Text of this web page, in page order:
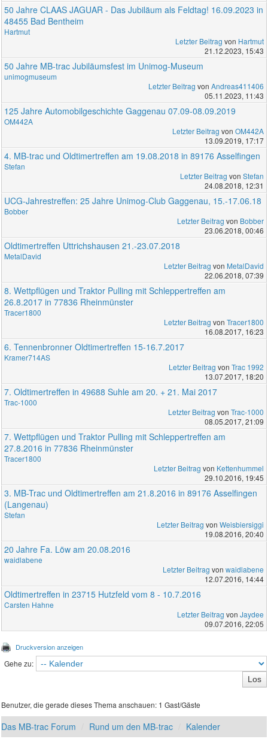
50 Jahre CLAAS JAGUAR - Das Jubiläum als Feldtag! 16.09.2023 in
48455 Bad Bentheim
Hartmut
Letzter Beitrag von Hartmut
21.12.2023, 15:43
50 Jahre MB-trac Jubiläumsfest im Unimog-Museum
unimogmuseum
Letzter Beitrag von Andreas411406
05.11.2023, 11:43
125 Jahre Automobilgeschichte Gaggenau 07.09-08.09.2019
OM442A
Letzter Beitrag von OM442A
13.09.2019, 17:17
4. MB-trac und Oldtimertreffen am 19.08.2018 in 89176 Asselfingen
Stefan
Letzter Beitrag von Stefan
24.08.2018, 12:31
UCG-Jahrestreffen: 25 Jahre Unimog-Club Gaggenau, 15.-17.06.18
Bobber
Letzter Beitrag von Bobber
23.06.2018, 00:46
Oldtimertreffen Uttrichshausen 21.-23.07.2018
MetalDavid
Letzter Beitrag von MetalDavid
22.06.2018, 07:39
8. Wettpflügen und Traktor Pulling mit Schleppertreffen am
26.8.2017 in 77836 Rheinmünster
Tracer1800
Letzter Beitrag von Tracer1800
16.08.2017, 16:23
6. Tennenbronner Oldtimertreffen 15-16.7.2017
Kramer714AS
Letzter Beitrag von Trac 1992
13.07.2017, 18:20
7. Oldtimertreffen in 49688 Suhle am 20. + 21. Mai 2017
Trac-1000
Letzter Beitrag von Trac-1000
08.05.2017, 21:09
7. Wettpflügen und Traktor Pulling mit Schleppertreffen am
27.8.2016 in 77836 Rheinmünster
Tracer1800
Letzter Beitrag von Kettenhummel
29.10.2016, 19:45
3. MB-Trac und Oldtimertreffen am 21.8.2016 in 89176 Asselfingen
(Langenau)
Stefan
Letzter Beitrag von Weisbiersiggi
19.08.2016, 20:40
20 Jahre Fa. Löw am 20.08.2016
waidlabene
Letzter Beitrag von waidlabene
12.07.2016, 14:44
Oldtimertreffen in 23715 Hutzfeld vom 8 - 10.7.2016
Carsten Hahne
Letzter Beitrag von Jaydee
09.07.2016, 22:05
Druckversion anzeigen
Gehe zu:
Benutzer, die gerade dieses Thema anschauen: 1 Gast/Gäste
Das MB-trac Forum Rund um den MB-trac Kalender